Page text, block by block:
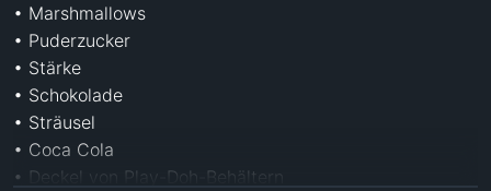
• Marshmallows
• Puderzucker
• Stärke
• Schokolade
• Sträusel
• Coca Cola
• Deckel von Play-Doh-Behältern